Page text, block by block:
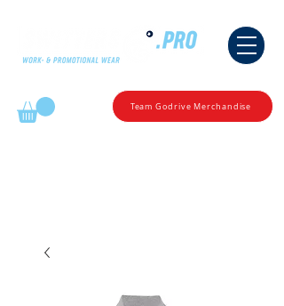
Team Godrive Merchandise